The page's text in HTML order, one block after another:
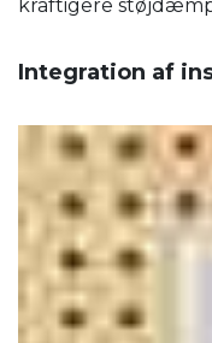
kraftigere
Integration af